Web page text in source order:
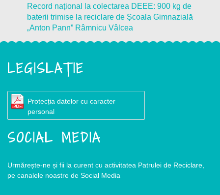
Record național la colectarea DEEE: 900 kg de
baterii trimise la reciclare de Școala Gimnazială
„Anton Pann” Râmnicu Vâlcea
LEGISLAȚIE
Protecția datelor cu caracter
personal
SOCIAL MEDIA
Urmărește-ne și fii la curent cu activitatea Patrulei de Reciclare,
pe canalele noastre de Social Media